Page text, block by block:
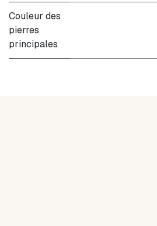
Couleur des
pierres
principales